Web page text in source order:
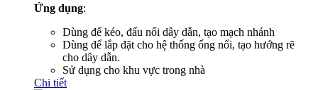
Ứng dụng:
Dùng để kéo, đấu nối dây dẫn, tạo mạch nhánh
Dùng để lắp đặt cho hệ thống ống nổi, tạo hướng rẽ
cho dây dẫn.
Sử dụng cho khu vực trong nhà
Chi tiết